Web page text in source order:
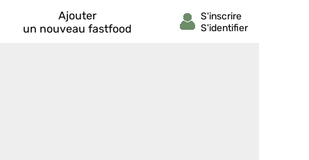
Ajouter
un nouveau fastfood